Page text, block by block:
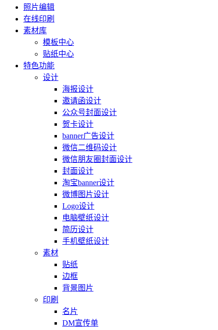
照片编辑
在线印刷
素材库
模板中心
贴纸中心
特色功能
设计
海报设计
邀请函设计
公众号封面设计
贺卡设计
banner广告设计
微信二维码设计
微信朋友圈封面设计
封面设计
淘宝banner设计
微博图片设计
Logo设计
电脑壁纸设计
简历设计
手机壁纸设计
素材
贴纸
边框
背景图片
印刷
名片
DM宣传单